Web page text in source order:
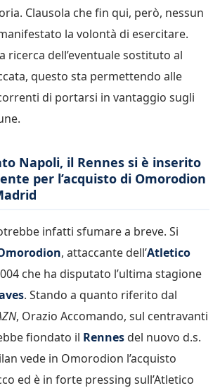
Clausola che fin qui, però, nessun
la volontà di esercitare.
ricerca dell’eventuale sostituto al
questo sta permettendo alle
di portarsi in vantaggio sugli
Napoli, il Rennes si è inserito
per l’acquisto di Omorodion
infatti sfumare a breve. Si
, attaccante dell’Atletico
che ha disputato l’ultima stagione
. Stando a quanto riferito dal
, Orazio Accomando, sul centravanti
fiondato il Rennes del nuovo d.s.
vede in Omorodion l’acquisto
ed è in forte pressing sull’Atletico